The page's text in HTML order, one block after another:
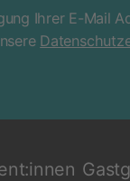
Ihrer E-Mail